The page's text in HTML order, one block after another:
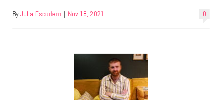
0
By Julia Escudero | Nov 18, 2021